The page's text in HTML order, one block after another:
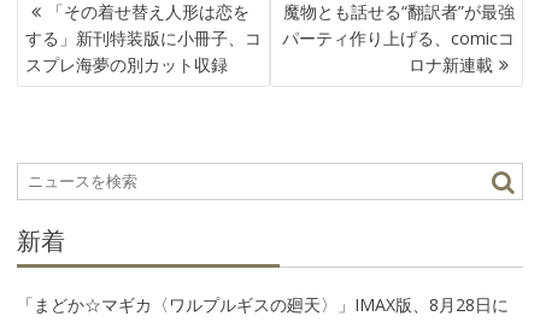
稿
ナ
ビ
シ
ョ
「その着せ替え人形は恋を
する」新刊特装版に小冊子、コ
スプレ海夢の別カット収録
魔物とも話せる“翻訳者”が最強
パーティ作り上げる、comicコ
ロナ新連載
新着
「まどか☆マギカ〈ワルプルギスの廻天〉」IMAX版、8月28日に